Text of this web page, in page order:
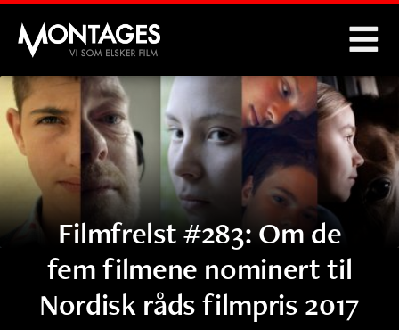
Montages
Filmfrelst #283: Om de
fem filmene nominert til
Nordisk råds filmpris 2017